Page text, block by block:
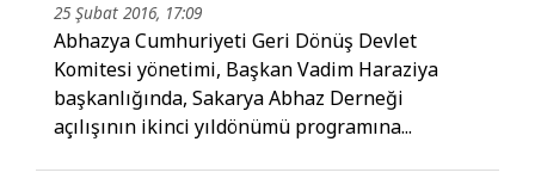
25 Şubat 2016, 17:09
Abhazya Cumhuriyeti Geri Dönüş Devlet
Komitesi yönetimi, Başkan Vadim Haraziya
başkanlığında, Sakarya Abhaz Derneği
açılışının ikinci yıldönümü programına...